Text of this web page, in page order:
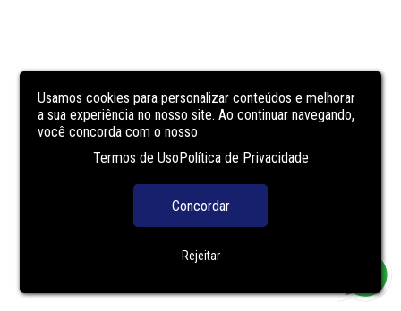
Usamos cookies para personalizar conteúdos e melhorar
a sua experiência no nosso site. Ao continuar navegando,
você concorda com o nosso
Termos de UsoPolítica de Privacidade
Concordar
Rejeitar